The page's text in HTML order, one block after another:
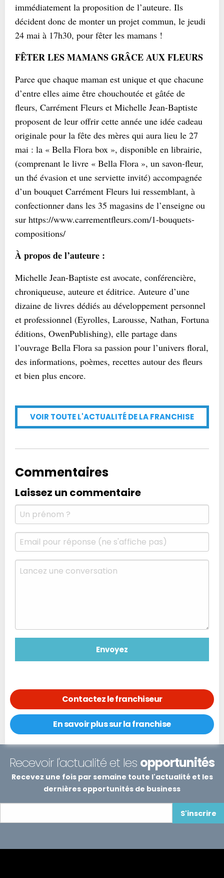
immédiatement la proposition de l’auteure. Ils
décident donc de monter un projet commun, le jeudi
24 mai à 17h30, pour fêter les mamans !
FÊTER LES MAMANS GRÂCE AUX FLEURS
Parce que chaque maman est unique et que chacune
d’entre elles aime être chouchoutée et gâtée de
fleurs, Carrément Fleurs et Michelle Jean-Baptiste
proposent de leur offrir cette année une idée cadeau
originale pour la fête des mères qui aura lieu le 27
mai : la « Bella Flora box », disponible en librairie,
(comprenant le livre « Bella Flora », un savon-fleur,
un thé évasion et une serviette invité) accompagnée
d’un bouquet Carrément Fleurs lui ressemblant, à
confectionner dans les 35 magasins de l’enseigne ou
sur https://www.carrementfleurs.com/1-bouquets-
compositions/
À propos de l’auteure :
Michelle Jean-Baptiste est avocate, conférencière,
chroniqueuse, auteure et éditrice. Auteure d’une
dizaine de livres dédiés au développement personnel
et professionnel (Eyrolles, Larousse, Nathan, Fortuna
éditions, OwenPublishing), elle partage dans
l’ouvrage Bella Flora sa passion pour l’univers floral,
des informations, poèmes, recettes autour des fleurs
et bien plus encore.
VOIR TOUTE L'ACTUALITÉ DE LA FRANCHISE
Commentaires
Laissez un commentaire
Contactez le franchiseur
En savoir plus sur la franchise
Recevoir l'actualité et les opportunités
Recevez une fois par semaine toute l'actualité et les
dernières opportunités de business
S'inscrire